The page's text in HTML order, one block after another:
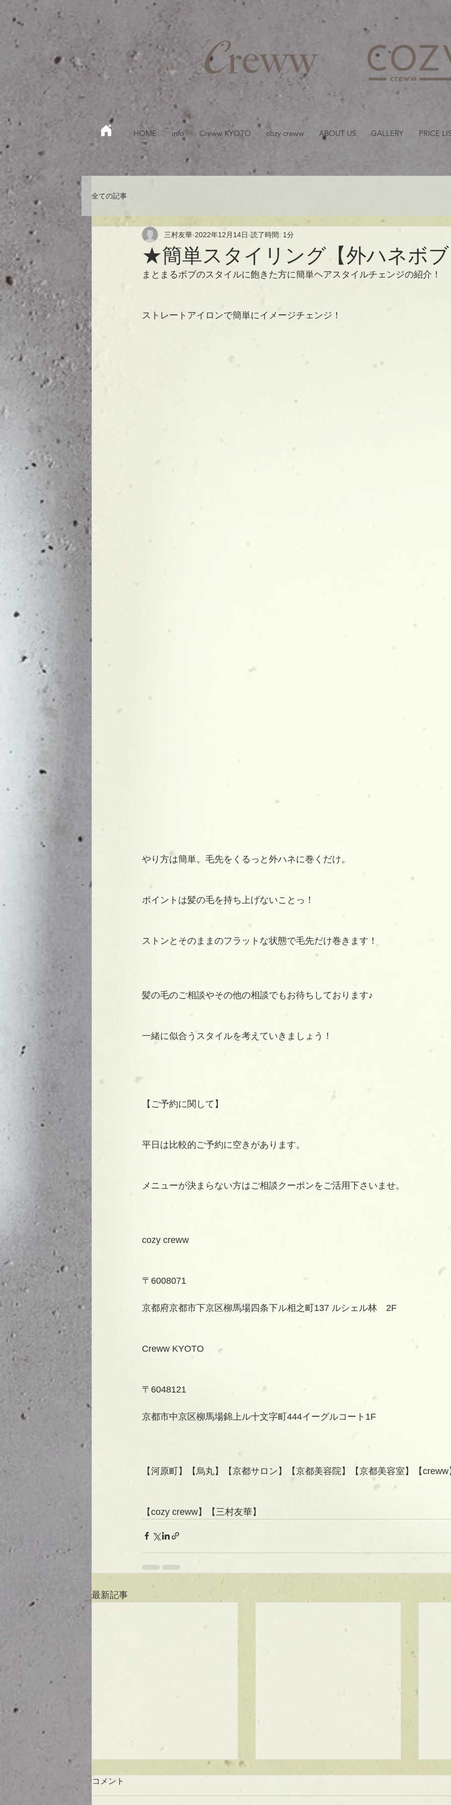
HOME info Creww KYOTO cozy creww ABOUT US GALLERY PRICE
全ての記事
★簡単スタイリング【外ハネボ
三村友華 2022年12月14日 読了時間: 1分
まとまるボブのスタイルに飽きた方に簡単ヘアスタイルチェンジの紹介！
ストレートアイロンで簡単にイメージチェンジ！
やり方は簡単。毛先をくるっと外ハネに巻くだけ。
ポイントは髪の毛を持ち上げないことっ！
ストンとそのままのフラットな状態で毛先だけ巻きます！
髪の毛のご相談やその他の相談でもお待ちしております♪
一緒に似合うスタイルを考えていきましょう！
【ご予約に関して】
平日は比較的ご予約に空きがあります。
メニューが決まらない方はご相談クーポンをご活用下さいませ。
cozy creww
〒6008071
京都府京都市下京区柳馬場四条下ル相之町137 ルシェル林　2F
Creww KYOTO
〒6048121
京都市中京区柳馬場錦上ル十文字町444イーグルコート1F
【河原町】【烏丸】【京都サロン】【京都美容院】【京都美容室】【creww
【cozy creww】【三村友華】
最新記事
★ラインボブ【ぱつっとボ
コメント